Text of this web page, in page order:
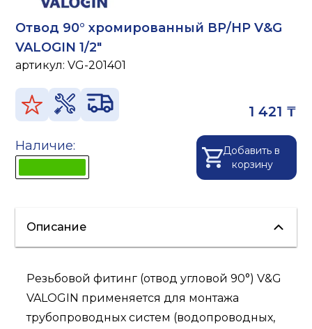
Отвод 90° хромированный ВР/НР V&G
VALOGIN 1/2"
артикул:VG-201401
1 421 ₸
Наличие:
Добавить в
корзину
Описание
Резьбовой фитинг (отвод угловой 90°) V&G
VALOGIN применяется для монтажа
трубопроводных систем (водопроводных,